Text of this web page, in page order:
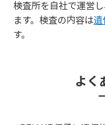
検査所を自社で運営
ます。検査の内容は遺
す。
よく